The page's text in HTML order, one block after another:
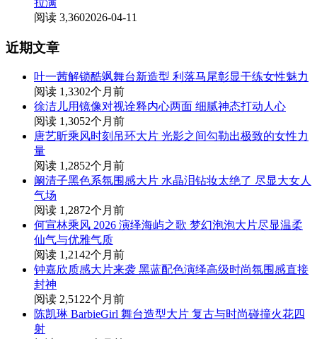
阅读 3,3602026-04-11
近期文章
叶一茜解锁酷飒舞台新造型 利落马尾彰显干练女性魅力
阅读 1,3302个月前
徐洁儿用镜像对视诠释内心两面 细腻神态打动人心
阅读 1,3052个月前
唐艺昕乘风时刻吊环大片 光影之间勾勒出极致的女性力
量
阅读 1,2852个月前
阚清子黑色系氛围感大片 水晶泪钻妆太绝了 尽显大女人
气场
阅读 1,2872个月前
何宣林乘风 2026 演绎海屿之歌 梦幻泡泡大片尽显温柔
仙气与优雅气质
阅读 1,2142个月前
钟嘉欣质感大片来袭 黑蓝配色演绎高级时尚氛围感直接
封神
阅读 2,5122个月前
陈凯琳 BarbieGirl 舞台造型大片 复古与时尚碰撞火花四
射